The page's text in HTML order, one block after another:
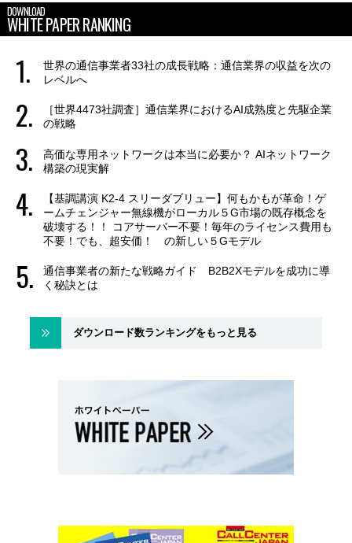
DOWNLOAD
WHITE PAPER RANKING
世界の通信事業者33社の成長戦略：通信業界の収益を次の
レベルへ
［世界4473社調査］通信業界におけるAI成熟度と先駆企業
の戦略
高価な専用ネットワークは本当に必要か？ AIネットワーク
構築の現実解
【基調講演 K2-4 スリーダブリュー】何もかもが革命！ゲ
ームチェンジャー無線機がローカル５G市場の既存概念を
破壊する！！ コアサーバー不要！毎年のライセンス費用も
不要！でも、超安価！ の新しい５Gモデル
通信事業者の新たな戦略ガイド B2B2Xモデルを成功に導
く秘訣とは
ダウンロード数ランキングをもっと見る